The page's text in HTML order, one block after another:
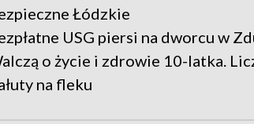
Łódzkie
USG piersi na dworcu w
o życie i zdrowie 10-latka.
na fleku